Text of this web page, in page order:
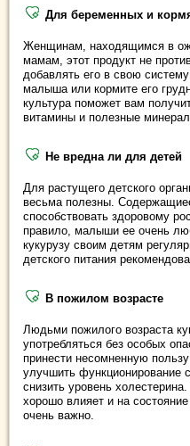
Для беременных и
Женщинам, находящимся в
мамам, этот продукт не
добавлять его в свою
малыша или кормите его
культура поможет вам
витамины и полезные
Не вредна ли для детей
Для растущего детского
весьма полезны.
способствовать здоровому
правило, малыши ее очень
кукурузу своим детям
детского питания
В пожилом возрасте
Людьми пожилого возраста
употребляться без особых
принести несомненную
улучшить функционирование
снизить уровень
хорошо влияет и на
очень важно.